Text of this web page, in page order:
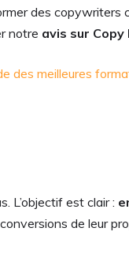
des
notre avis sur Copy
des meilleures
L’objectif est clair :
de leur